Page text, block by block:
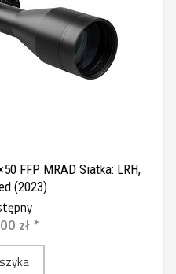
FFP MRAD Siatka: LRH,
(2023)
zł *